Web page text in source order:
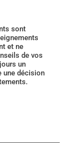
sont
et ne
de vos
un
une décision